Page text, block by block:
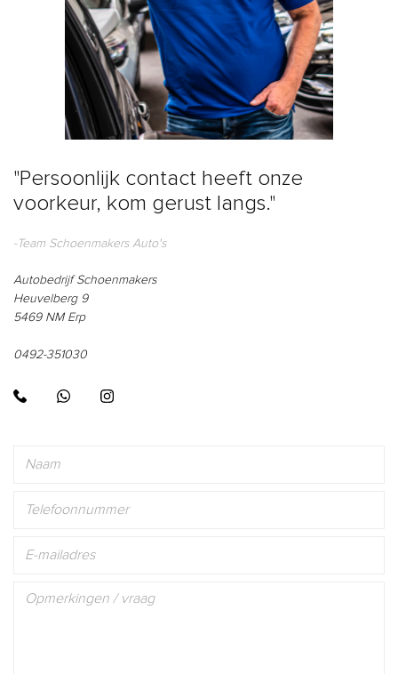
"Persoonlijk contact heeft onze
voorkeur, kom gerust langs."
-Team Schoenmakers Auto's
Autobedrijf Schoenmakers
Heuvelberg 9
5469 NM Erp
0492-351030